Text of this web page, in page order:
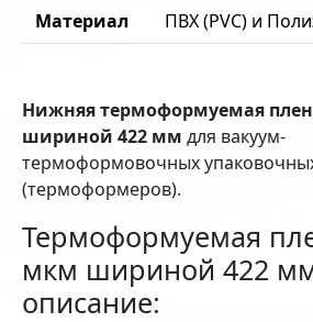
Материал
ПВХ (PVC) и
Нижняя термоформуемая
шириной 422 мм для вакуум-
термоформовочных
(термоформеров).
Термоформуемая
мкм шириной 422
описание: